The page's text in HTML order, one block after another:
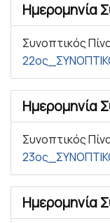
Ημερομηνία
Συνοπτικός
Ημερομηνία
Συνοπτικός
Ημερομηνία